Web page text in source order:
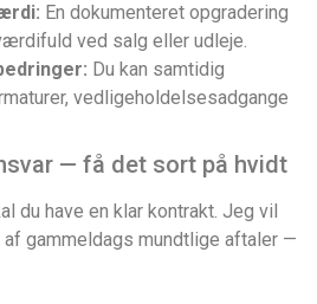
En dokumenteret opgradering
ved salg eller udleje.
Du kan samtidig
vedligeholdelsesadgange
— få det sort på hvidt
du have en klar kontrakt. Jeg vil
gammeldags mundtlige aftaler —